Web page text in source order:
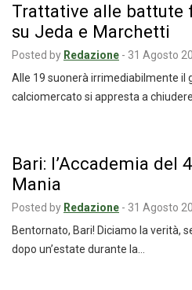
Trattative alle battute
su Jeda e Marchetti
Posted by Redazione - 31 Agosto
Alle 19 suonerà irrimediabilmente il
calciomercato si appresta a
Bari: l’Accademia del
Mania
Posted by Redazione - 31 Agosto
Bentornato, Bari! Diciamo la verità,
dopo un’estate durante la…